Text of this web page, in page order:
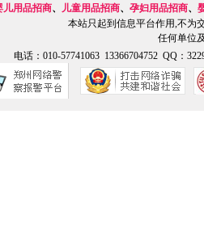
儿用品招商、 儿童用品招商、 孕妇用品招商、
本站只起到信息平台作用,不为
任何单位
电话：010-57741063 13366704752 QQ：